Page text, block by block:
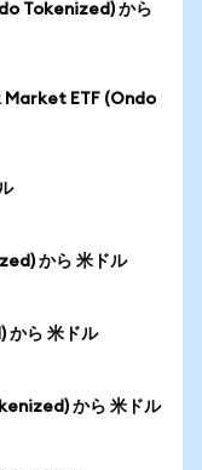
Tokenized) から
Market ETF (Ondo
から 米ドル
ら 米ドル
から 米ドル